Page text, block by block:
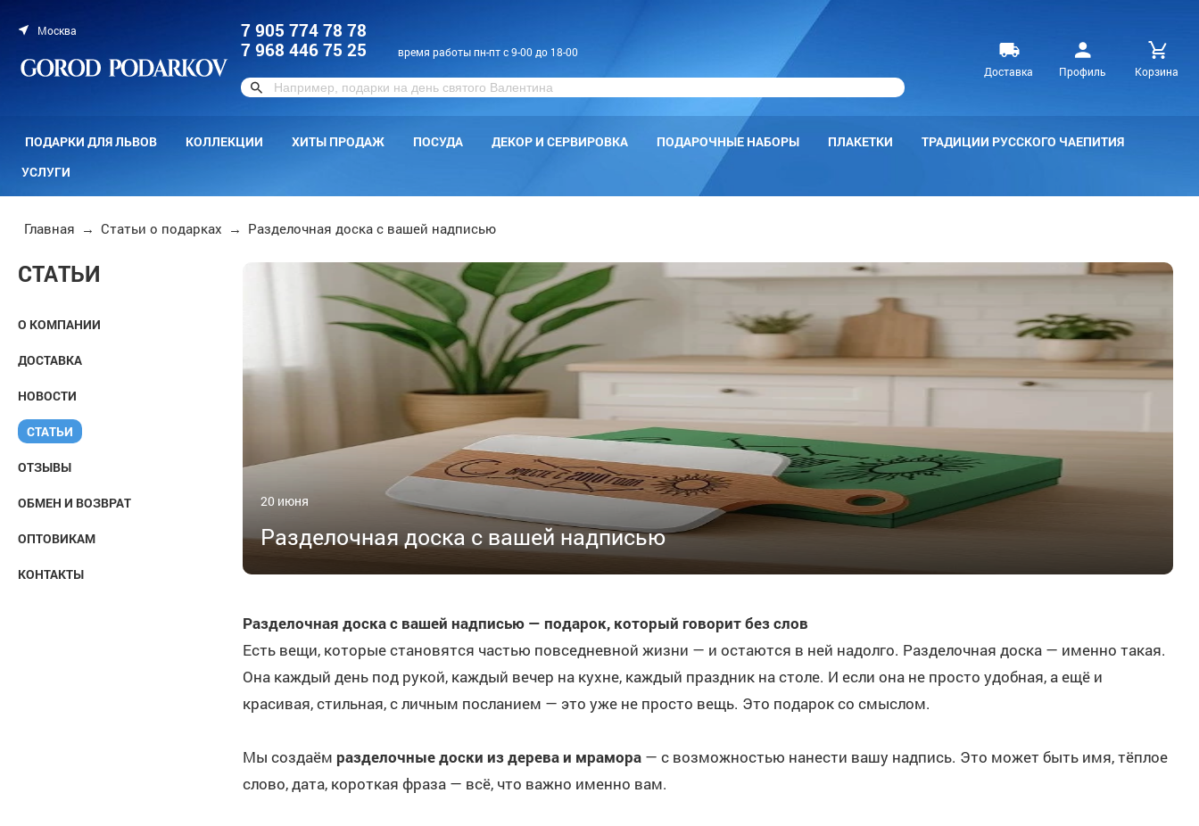
Москва
7 905 774 78 78
7 968 446 75 25
время работы пн-пт с 9-00 до 18-00
Доставка
Профиль Корзина
ПОДАРКИ ДЛЯ ЛЬВОВ КОЛЛЕКЦИИ ХИТЫ ПРОДАЖ ПОСУДА ДЕКОР И СЕРВИРОВКА ПОДАРОЧНЫЕ НАБОРЫ ПЛАКЕТКИ
ТРАДИЦИИ РУССКОГО ЧАЕПИТИЯ
УСЛУГИ
Главная → Статьи о подарках → Разделочная доска с вашей надписью
СТАТЬИ
О КОМПАНИИ
ДОСТАВКА
НОВОСТИ
СТАТЬИ
ОТЗЫВЫ
ОБМЕН И ВОЗВРАТ
ОПТОВИКАМ
КОНТАКТЫ
20 июня
Разделочная доска с вашей надписью
Разделочная доска с вашей надписью — подарок, который говорит без слов
Есть вещи, которые становятся частью повседневной жизни — и остаются в ней надолго. Разделочная доска — именно такая.
Она каждый день под рукой, каждый вечер на кухне, каждый праздник на столе. И если она не просто удобная, а ещё и
красивая, стильная, с личным посланием — это уже не просто вещь. Это подарок со смыслом.
Мы создаём разделочные доски из дерева и мрамора— с возможностью нанести вашу надпись. Это может быть имя, тёплое
слово, дата, короткая фраза — всё, что важно именно вам.